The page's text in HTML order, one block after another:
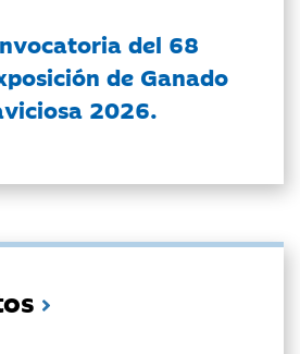
del 68
de Ganado
2026.